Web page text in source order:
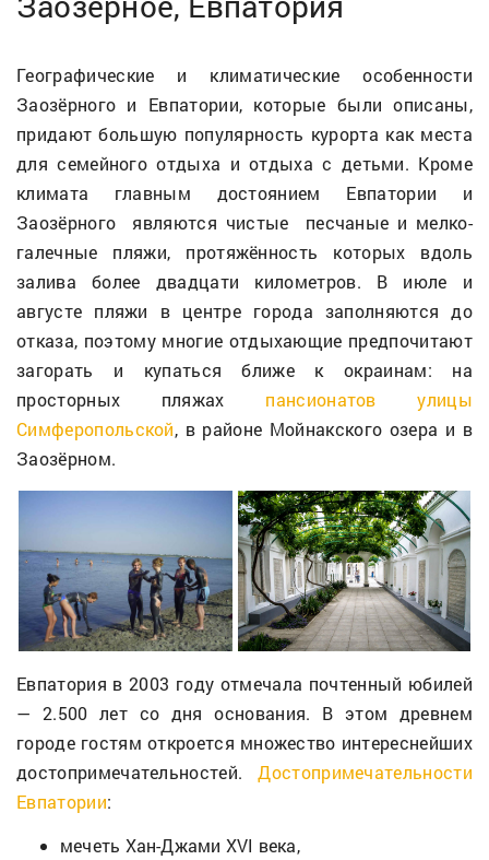
Географические и климатические особенности
Заозёрного и Евпатории, которые были описаны,
придают большую популярность курорта как места
для семейного отдыха и отдыха с детьми. Кроме
климата главным достоянием Евпатории и
Заозёрного являются чистые песчаные и мелко-
галечные пляжи, протяжённость которых вдоль
залива более двадцати километров. В июле и
августе пляжи в центре города заполняются до
отказа, поэтому многие отдыхающие предпочитают
загорать и купаться ближе к окраинам: на
просторных пляжах пансионатов улицы
Симферопольской, в районе Мойнакского озера и в
Заозёрном.
Евпатория в 2003 году отмечала почтенный юбилей
— 2.500 лет со дня основания. В этом древнем
городе гостям откроется множество интереснейших
достопримечательностей.Достопримечательности
Евпатории:
мечеть Хан-Джами XVI века,